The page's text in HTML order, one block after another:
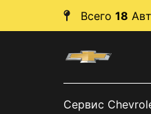
Всего 18
Сервис